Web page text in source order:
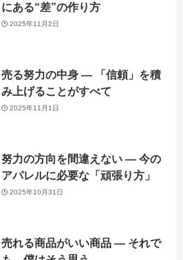
にある“差”の作り方
2025年11月2日
売る努力の中身 ― 「信頼」を積
み上げることがすべて
2025年11月1日
努力の方向を間違えない ― 今の
アパレルに必要な「頑張り方」
2025年10月31日
売れる商品がいい商品 ― それで